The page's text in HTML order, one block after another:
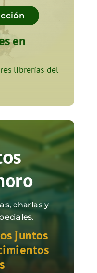
en
librerías del
charlas y
juntos